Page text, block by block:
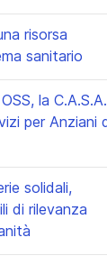
risorsa
sanitario
la
per Anziani
solidali,
di rilevanza